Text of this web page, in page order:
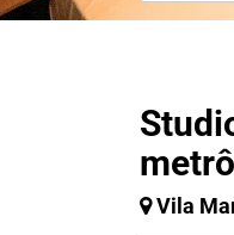
metrô
Vila